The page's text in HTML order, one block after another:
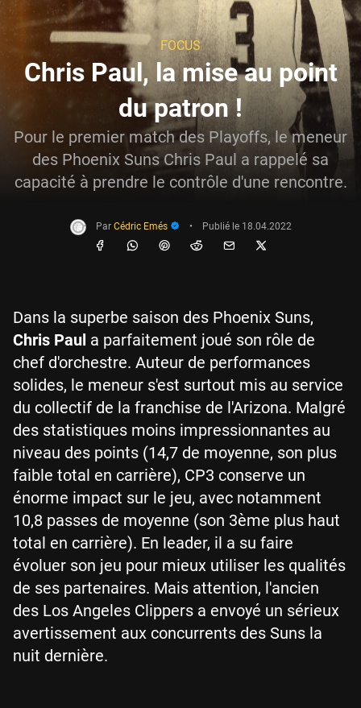
FOCUS
Chris Paul, la mise au point
du patron !
Pour le premier match des Playoffs, le meneur
des Phoenix Suns Chris Paul a rappelé sa
capacité à prendre le contrôle d'une rencontre.
Par Cédric Emés • Publié le 18.04.2022
Dans la superbe saison des Phoenix Suns,
Chris Paul a parfaitement joué son rôle de
chef d'orchestre. Auteur de performances
solides, le meneur s'est surtout mis au service
du collectif de la franchise de l'Arizona. Malgré
des statistiques moins impressionnantes au
niveau des points (14,7 de moyenne, son plus
faible total en carrière), CP3 conserve un
énorme impact sur le jeu, avec notamment
10,8 passes de moyenne (son 3ème plus haut
total en carrière). En leader, il a su faire
évoluer son jeu pour mieux utiliser les qualités
de ses partenaires. Mais attention, l'ancien
des Los Angeles Clippers a envoyé un sérieux
avertissement aux concurrents des Suns la
nuit dernière.